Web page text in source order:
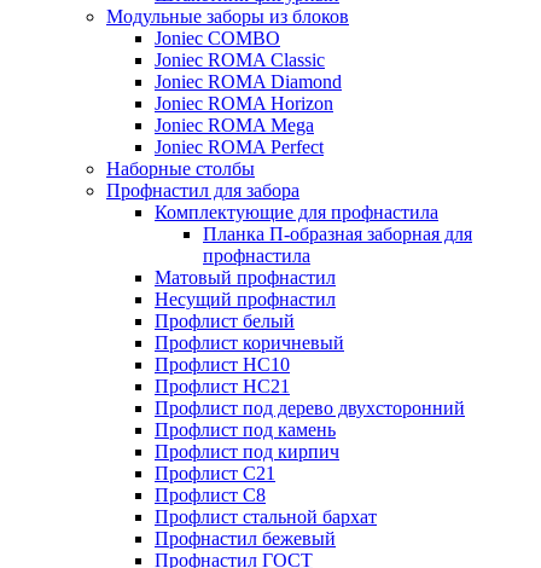
Модульные заборы из блоков
Joniec COMBO
Joniec ROMA Classic
Joniec ROMA Diamond
Joniec ROMA Horizon
Joniec ROMA Mega
Joniec ROMA Perfect
Наборные столбы
Профнастил для забора
Комплектующие для профнастила
Планка П-образная заборная для
профнастила
Матовый профнастил
Несущий профнастил
Профлист белый
Профлист коричневый
Профлист НС10
Профлист НС21
Профлист под дерево двухсторонний
Профлист под камень
Профлист под кирпич
Профлист С21
Профлист С8
Профлист стальной бархат
Профнастил бежевый
Профнастил ГОСТ